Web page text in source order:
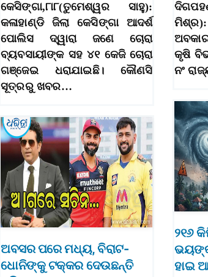
କେସିଙ୍ଗା,୮ା୮(ତୁମେଶ୍ୱର ସାହୁ):
କଳାହାଣ୍ଡି ଜିଲା କେସିଙ୍ଗା ଆଦର୍ଶ
ପୋଲିସ ଦ୍ୱାରା ଜଣେ ଚୋରା
ବ୍ୟବସାୟୀଙ୍କ ସହ ୪୧ କେଜି ଚୋରା
ଗଞ୍ଜେଇ ଧରାଯାଇଛି। କୌଣସି
ସୂତ୍ରରୁ ଖବର…
କୃଷି
ନଂ
୨୧୬
ହାଇ
ଅବସର ପରେ ମଧ୍ୟ, ବିରାଟ-
ଧୋନିଙ୍କୁ ଟକ୍କର ଦେଉଛନ୍ତି